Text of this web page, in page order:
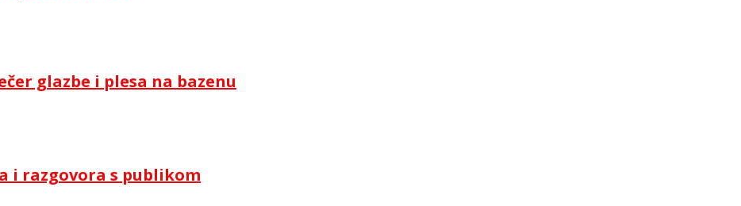
glazbe i plesa na bazenu
i razgovora s publikom